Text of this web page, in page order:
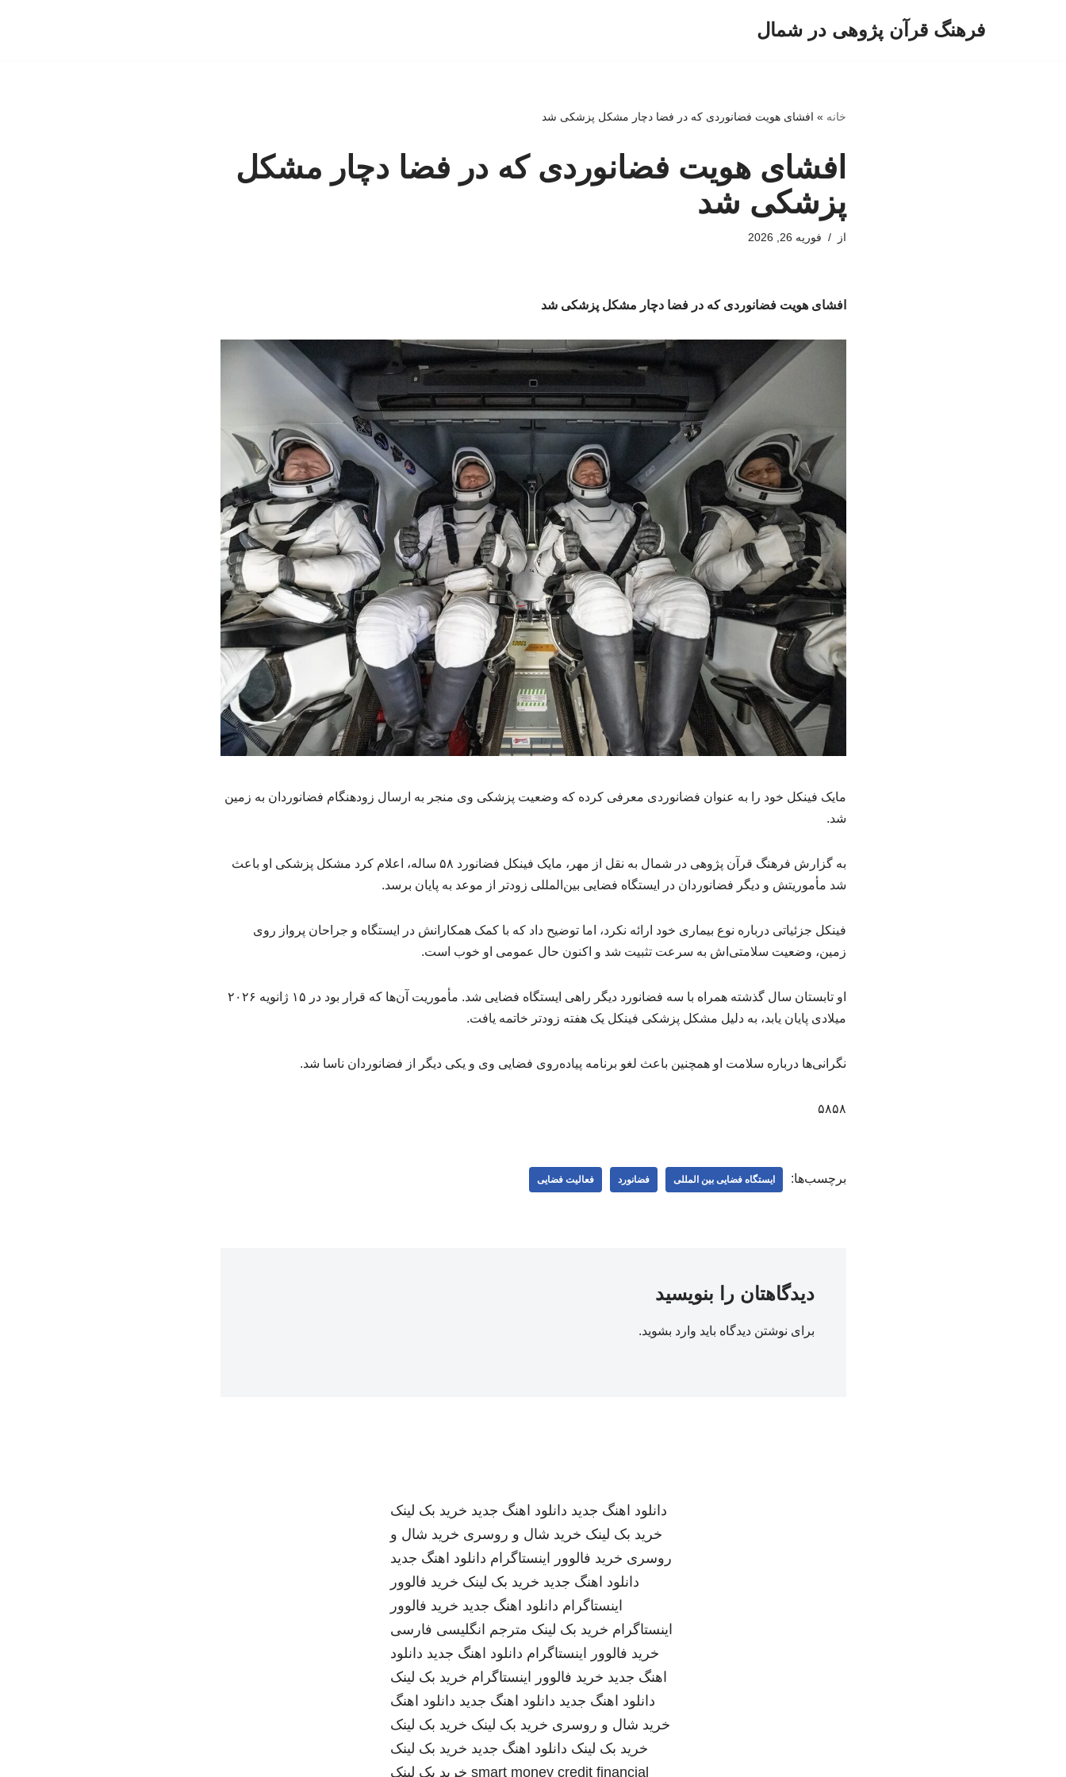
فرهنگ قرآن پژوهی در شمال
خانه » افشای هویت فضانوردی که در فضا دچار مشکل پزشکی شد
افشای هویت فضانوردی که در فضا دچار مشکل
پزشکی شد
از فوریه 26, 2026
افشای هویت فضانوردی که در فضا دچار مشکل پزشکی شد
مایک فینکل خود را به عنوان فضانوردی معرفی کرده که وضعیت پزشکی وی منجر به ارسال زودهنگام فضانوردان به زمین
شد.
به گزارش فرهنگ قرآن پژوهی در شمال به نقل از مهر، مایک فینکل فضانورد ۵۸ ساله، اعلام کرد مشکل پزشکی او باعث
شد مأموریتش و دیگر فضانوردان در ایستگاه فضایی بین‌المللی زودتر از موعد به پایان برسد.
فینکل جزئیاتی درباره نوع بیماری خود ارائه نکرد، اما توضیح داد که با کمک همکارانش در ایستگاه و جراحان پرواز روی
زمین، وضعیت سلامتی‌اش به سرعت تثبیت شد و اکنون حال عمومی او خوب است.
او تابستان سال گذشته همراه با سه فضانورد دیگر راهی ایستگاه فضایی شد. مأموریت آن‌ها که قرار بود در ۱۵ ژانویه ۲۰۲۶
میلادی پایان یابد، به دلیل مشکل پزشکی فینکل یک هفته زودتر خاتمه یافت.
نگرانی‌ها درباره سلامت او همچنین باعث لغو برنامه پیاده‌روی فضایی وی و یکی دیگر از فضانوردان ناسا شد.
۵۸۵۸
برچسب‌ها: ایستگاه فضایی بین المللی فضانورد فعالیت فضایی
دیدگاهتان را بنویسید
برای نوشتن دیدگاه باید وارد بشوید.
دانلود اهنگ جدید دانلود اهنگ جدید خرید بک لینک
خرید بک لینک خرید شال و روسری خرید شال و
روسری خرید فالوور اینستاگرام دانلود اهنگ جدید
دانلود اهنگ جدید خرید بک لینک خرید فالوور
اینستاگرام دانلود اهنگ جدید خرید فالوور
اینستاگرام خرید بک لینک مترجم انگلیسی فارسی
خرید فالوور اینستاگرام دانلود اهنگ جدید دانلود
اهنگ جدید خرید فالوور اینستاگرام خرید بک لینک
دانلود اهنگ جدید دانلود اهنگ جدید دانلود اهنگ
خرید شال و روسری خرید بک لینک خرید بک لینک
خرید بک لینک دانلود اهنگ جدید خرید بک لینک
smart money credit financial خرید بک لینک